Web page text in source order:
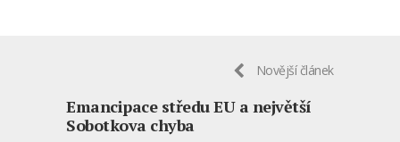
Novější článek
Emancipace středu EU a největší
Sobotkova chyba